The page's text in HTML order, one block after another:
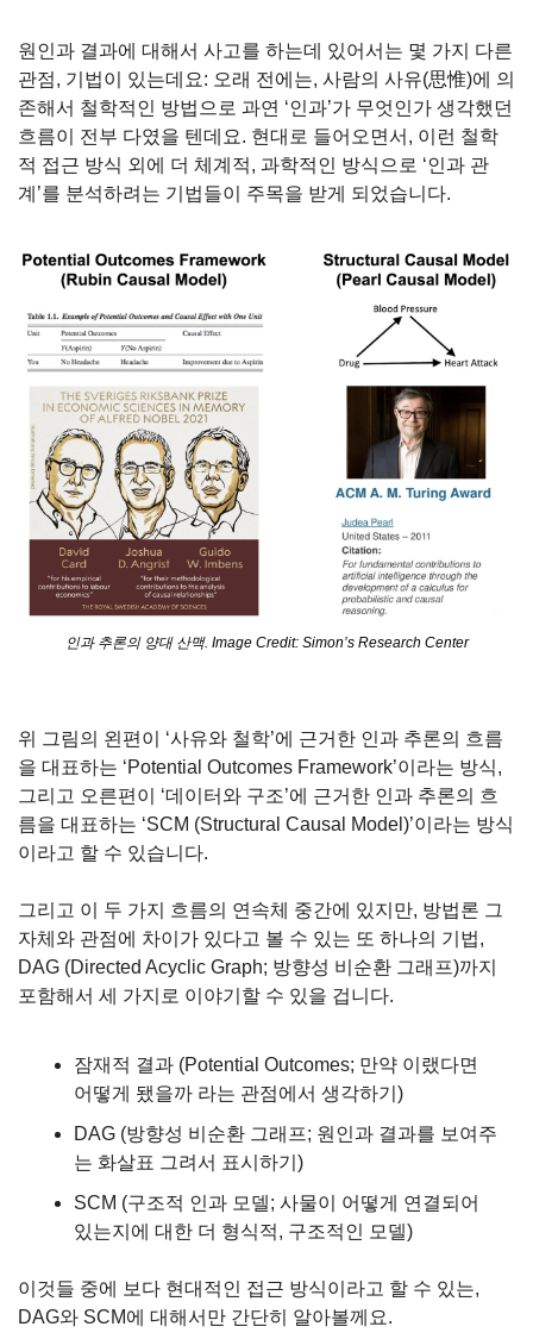
원인과 결과에 대해서 사고를 하는데 있어서는 몇 가지 다른
관점, 기법이 있는데요: 오래 전에는, 사람의 사유(思惟)에 의
존해서 철학적인 방법으로 과연 ‘인과’가 무엇인가 생각했던
흐름이 전부 다였을 텐데요. 현대로 들어오면서, 이런 철학
적 접근 방식 외에 더 체계적, 과학적인 방식으로 ‘인과 관
계’를 분석하려는 기법들이 주목을 받게 되었습니다.
인과 추론의 양대 산맥. Image Credit: Simon’s Research Center
위 그림의 왼편이 ‘사유와 철학’에 근거한 인과 추론의 흐름
을 대표하는 ‘Potential Outcomes Framework’이라는 방식,
그리고 오른편이 ‘데이터와 구조’에 근거한 인과 추론의 흐
름을 대표하는 ‘SCM (Structural Causal Model)’이라는 방식
이라고 할 수 있습니다.
그리고 이 두 가지 흐름의 연속체 중간에 있지만, 방법론 그
자체와 관점에 차이가 있다고 볼 수 있는 또 하나의 기법,
DAG (Directed Acyclic Graph; 방향성 비순환 그래프)까지
포함해서 세 가지로 이야기할 수 있을 겁니다.
잠재적 결과 (Potential Outcomes; 만약 이랬다면
어떻게 됐을까 라는 관점에서 생각하기)
DAG (방향성 비순환 그래프; 원인과 결과를 보여주
는 화살표 그려서 표시하기)
SCM (구조적 인과 모델; 사물이 어떻게 연결되어
있는지에 대한 더 형식적, 구조적인 모델)
이것들 중에 보다 현대적인 접근 방식이라고 할 수 있는,
DAG와 SCM에 대해서만 간단히 알아볼께요.